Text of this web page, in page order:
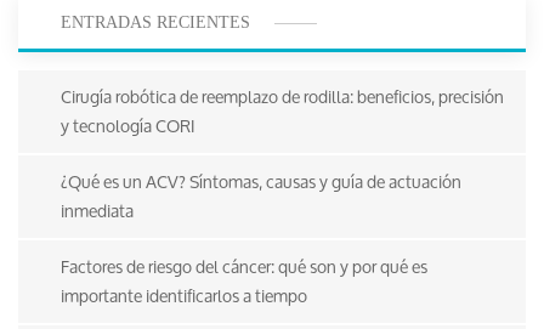
ENTRADAS RECIENTES
Cirugía robótica de reemplazo de rodilla: beneficios, precisión
y tecnología CORI
¿Qué es un ACV? Síntomas, causas y guía de actuación
inmediata
Factores de riesgo del cáncer: qué son y por qué es
importante identificarlos a tiempo